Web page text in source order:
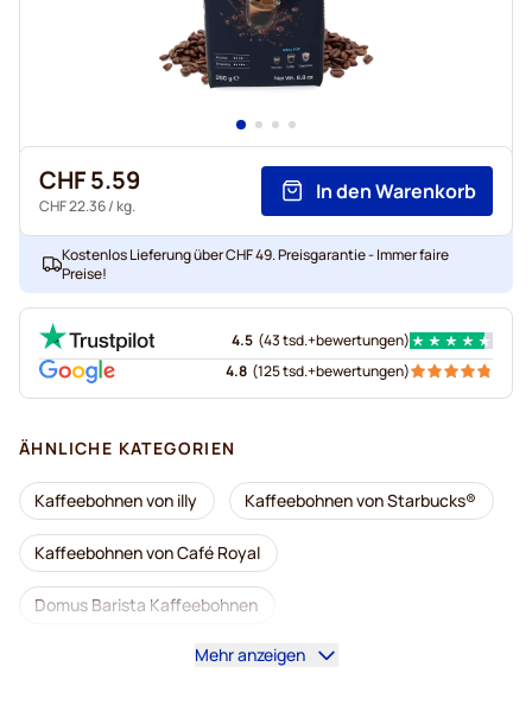
CHF 5.59
CHF 22.36/ kg.
In den Warenkorb
Kostenlos Lieferung über CHF 49. Preisgarantie - Immer faire
Preise!
4.5 (43 tsd.+bewertungen)
4.8 (125 tsd.+bewertungen)
ÄHNLICHE KATEGORIEN
Kaffeebohnen von illy Kaffeebohnen von Starbucks®
Kaffeebohnen von Café Royal
Domus Barista Kaffeebohnen
Kaffeemaschinen für Kaffeebohnen
Mehr anzeigen